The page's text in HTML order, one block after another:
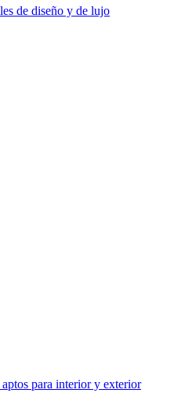
para interior y exterior